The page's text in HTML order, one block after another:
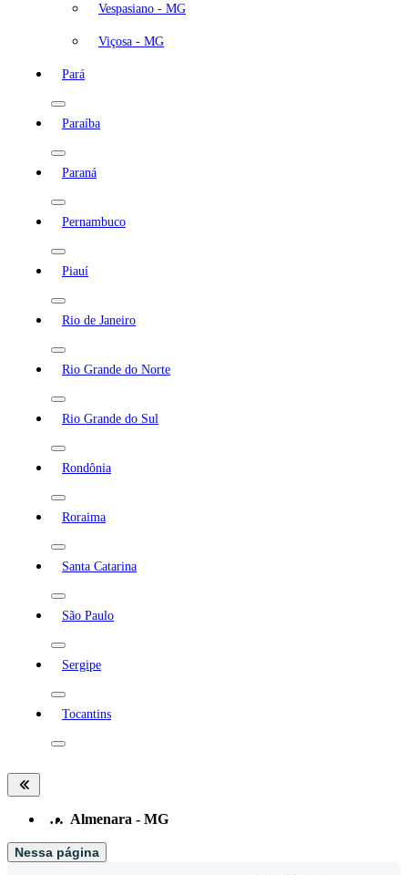
Vespasiano - MG
Viçosa - MG
Pará
Paraíba
Paraná
Pernambuco
Piauí
Rio de Janeiro
Rio Grande do Norte
Rio Grande do Sul
Rondônia
Roraima
Santa Catarina
São Paulo
Sergipe
Tocantins
… Almenara - MG
Nessa página